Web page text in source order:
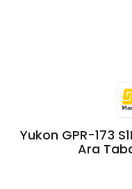
Yukon GPR-173
Ara